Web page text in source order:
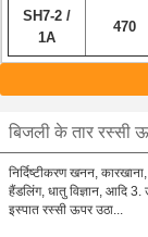
SH7-2 /
1A
470
बिजली के तार रस्सी
निर्दिष्टीकरण खनन,
हैंडलिंग, धातु विज्ञान, आदि
इस्पात रस्सी ऊपर उठा...